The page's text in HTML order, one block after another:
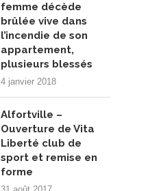
femme décède
brûlée vive dans
l’incendie de son
appartement,
plusieurs blessés
4 janvier 2018
Alfortville –
Ouverture de Vita
Liberté club de
sport et remise en
forme